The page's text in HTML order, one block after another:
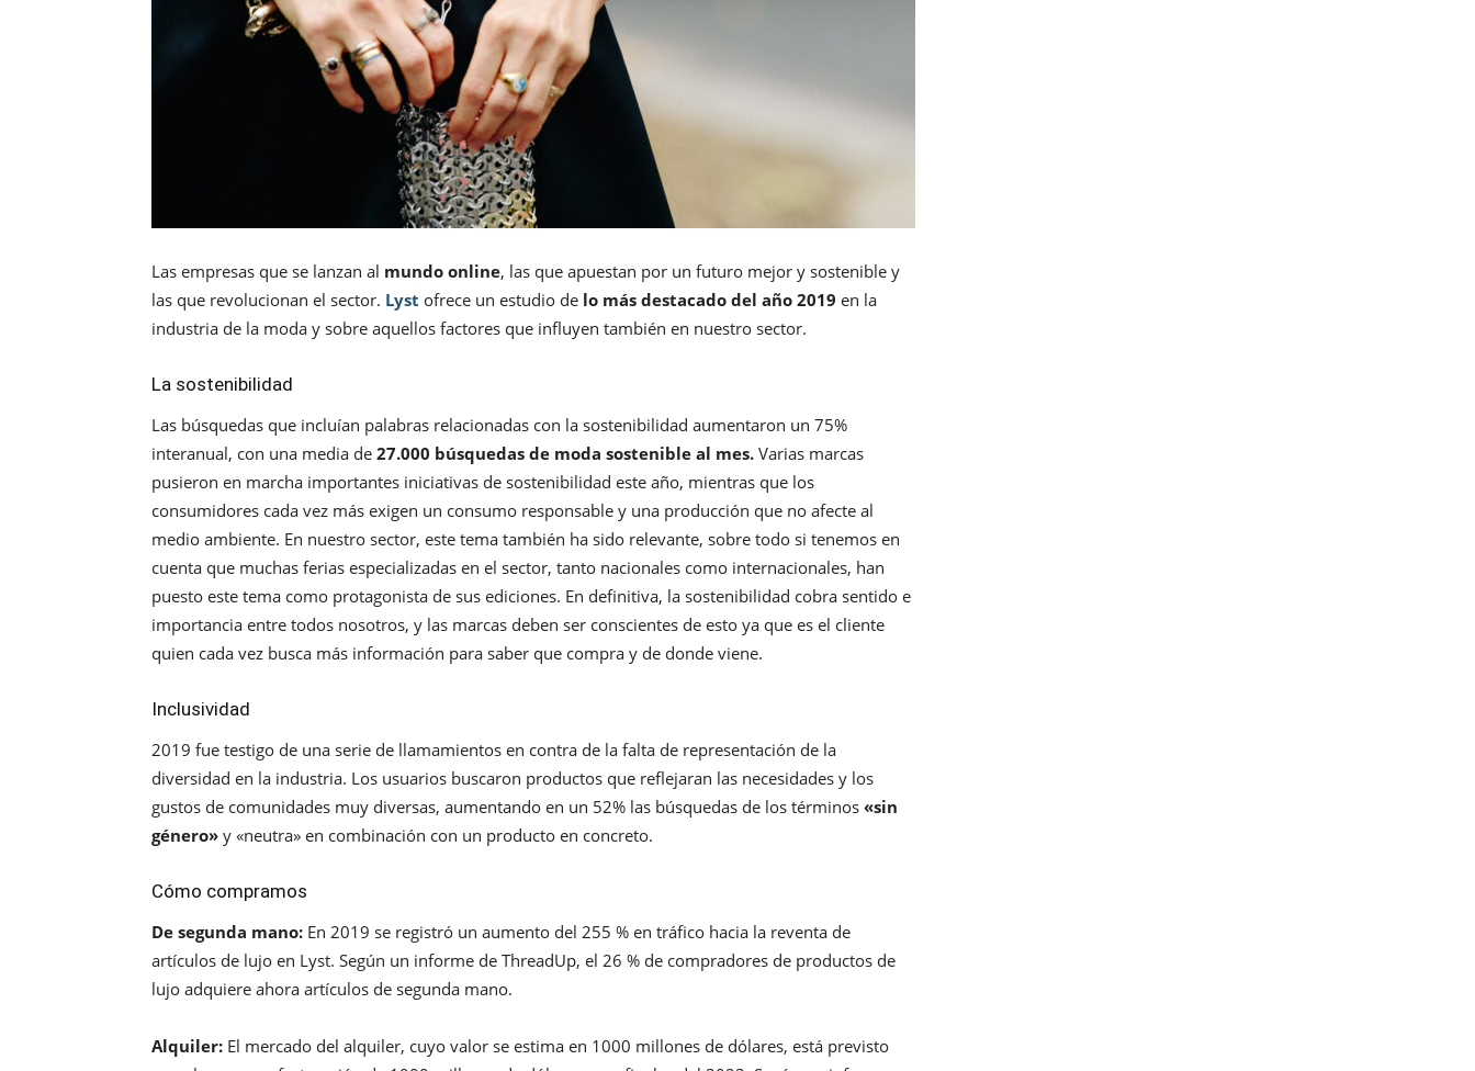
Las empresas que se lanzan al mundo online, las que apuestan por un futuro mejor y sostenible y
las que revolucionan el sector. Lyst ofrece un estudio de lo más destacado del año 2019 en la
industria de la moda y sobre aquellos factores que influyen también en nuestro sector.
La sostenibilidad
Las búsquedas que incluían palabras relacionadas con la sostenibilidad aumentaron un 75%
interanual, con una media de 27.000 búsquedas de moda sostenible al mes. Varias marcas
pusieron en marcha importantes iniciativas de sostenibilidad este año, mientras que los
consumidores cada vez más exigen un consumo responsable y una producción que no afecte al
medio ambiente. En nuestro sector, este tema también ha sido relevante, sobre todo si tenemos en
cuenta que muchas ferias especializadas en el sector, tanto nacionales como internacionales, han
puesto este tema como protagonista de sus ediciones. En definitiva, la sostenibilidad cobra sentido e
importancia entre todos nosotros, y las marcas deben ser conscientes de esto ya que es el cliente
quien cada vez busca más información para saber que compra y de donde viene.
Inclusividad
2019 fue testigo de una serie de llamamientos en contra de la falta de representación de la
diversidad en la industria. Los usuarios buscaron productos que reflejaran las necesidades y los
gustos de comunidades muy diversas, aumentando en un 52% las búsquedas de los términos «sin
género» y «neutra» en combinación con un producto en concreto.
Cómo compramos
De segunda mano: En 2019 se registró un aumento del 255 % en tráfico hacia la reventa de
artículos de lujo en Lyst. Según un informe de ThreadUp, el 26 % de compradores de productos de
lujo adquiere ahora artículos de segunda mano.
Alquiler: El mercado del alquiler, cuyo valor se estima en 1000 millones de dólares, está previsto